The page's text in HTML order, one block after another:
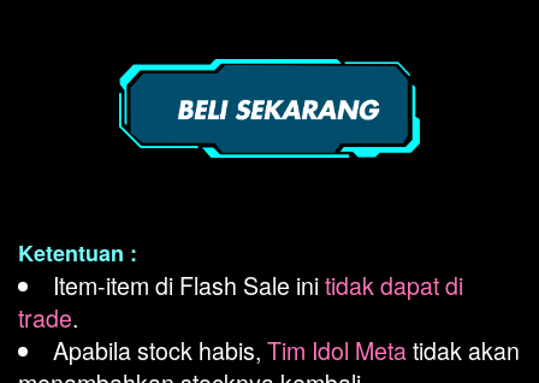
Ketentuan :
Item-item di Flash Sale initidak dapat di
trade.
Apabila stock habis, Tim Idol Metatidak akan